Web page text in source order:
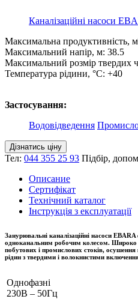
Каналізаційні насоси
Максимальна продуктивність,
Максимальний напір, м: 38.5
Максимальний розмір твердих
Температура рідини, °C: +40
Застосування:
Водовідведення
Дізнатись ціну
Тел: 044 355 25 93 Підбір,
Описание
Сертифікат
Технічний каталог
Інструкція з експлуатації
Занурювальні каналізаційні насоси
одноканальним робочим колесом. Широко
побутових і промислових стоків,
рідин з твердими і волокнистими
Однофазні
230В – 50Гц